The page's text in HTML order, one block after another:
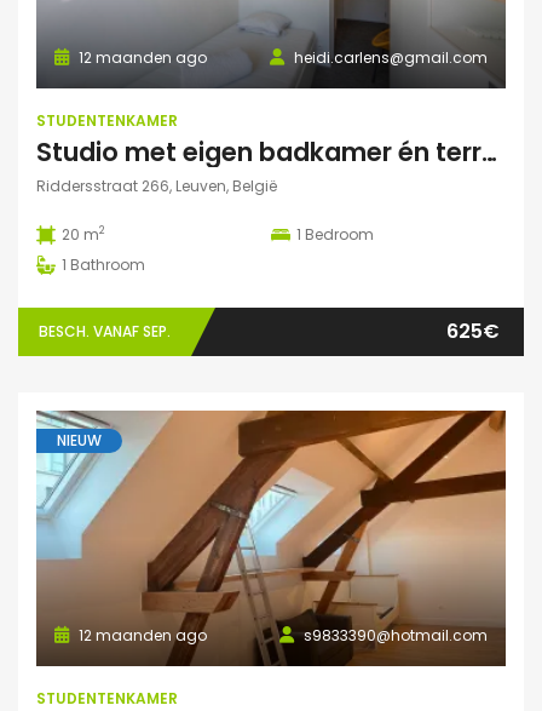
heidi.carlens@gmail.com
12 maanden ago
STUDENTENKAMER
Studio met eigen badkamer én terrasje
Riddersstraat 266, Leuven, België
20 m2 1 Bedroom
1 Bathroom
BESCH. VANAF SEP. 625€
NIEUW
s9833390@hotmail.com
12 maanden ago
STUDENTENKAMER